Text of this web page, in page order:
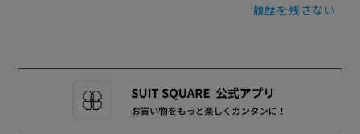
履歴を残さない